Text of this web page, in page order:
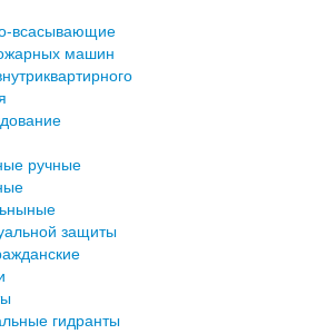
всасывающие
машин
ручные
защиты
гидранты